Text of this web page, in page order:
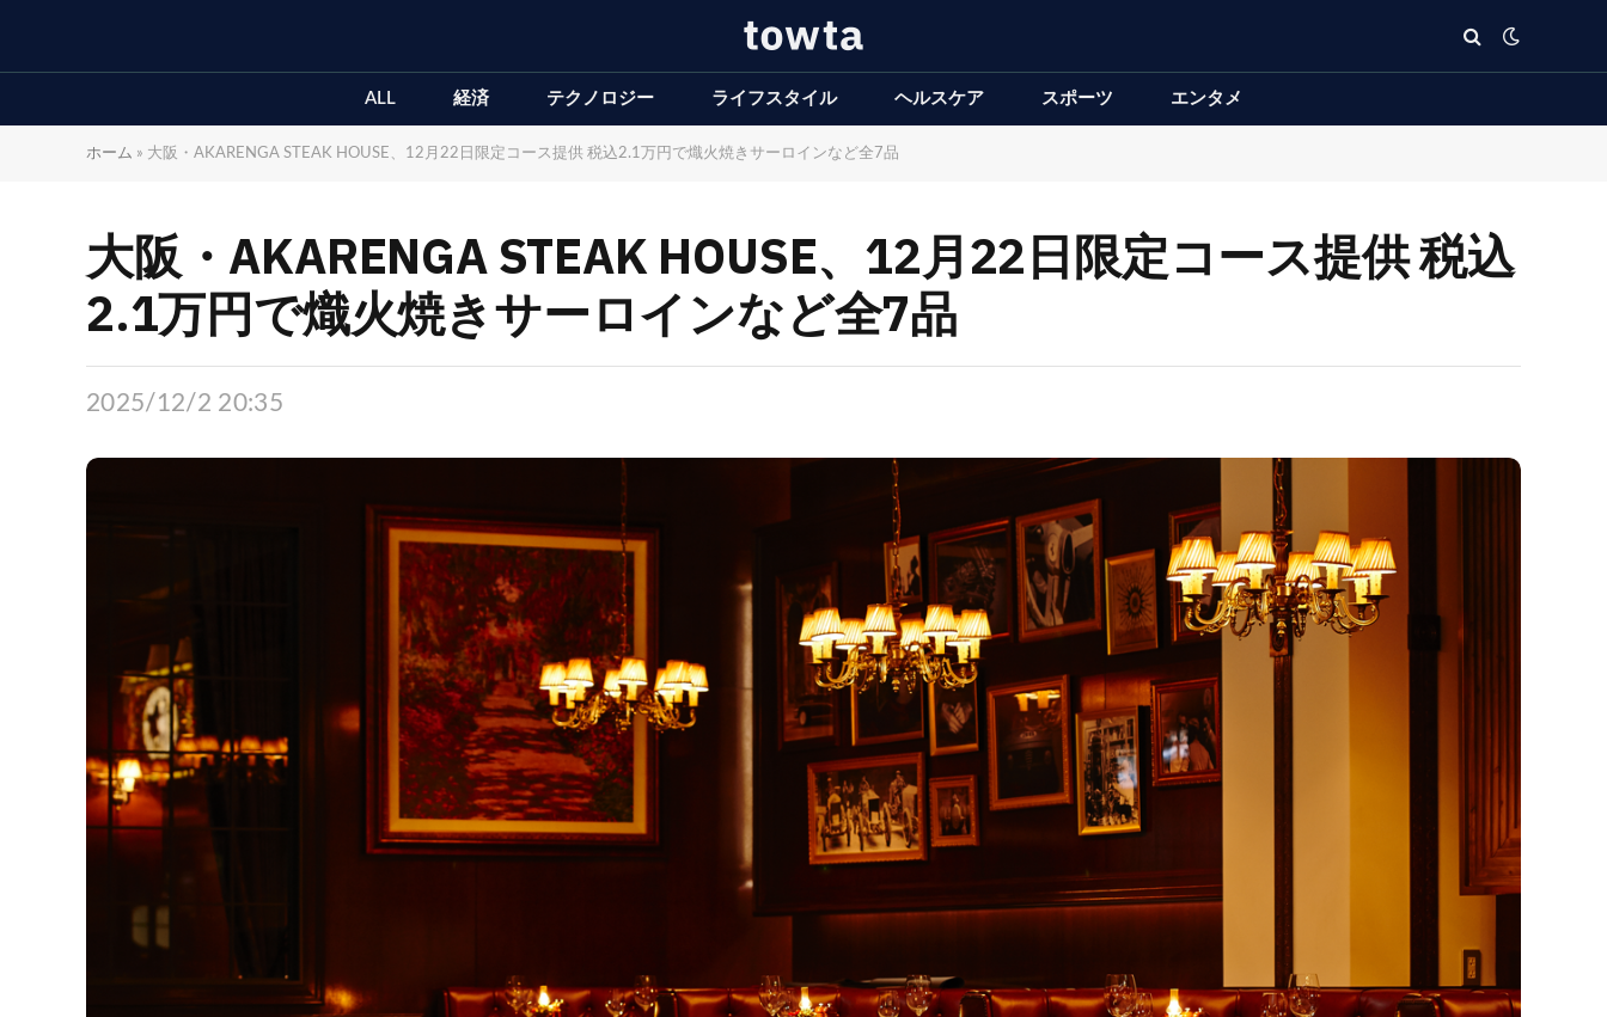
ALL 経済 テクノロジー ライフスタイル ヘルスケア スポーツ エンタメ
ホーム » 大阪・AKARENGA STEAK HOUSE、12月22日限定コース提供 税込2.1万円で熾火焼きサーロインなど全7品
大阪・AKARENGA STEAK HOUSE、12月22日限定コース提供 税込
2.1万円で熾火焼きサーロインなど全7品
2025/12/2 20:35